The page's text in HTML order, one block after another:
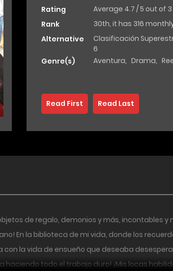
Rating Average 4.7 /5 out of 3
Rank
30th, it has 316
Alternative
Clasificación
6
Genre(s)
Aventura, Drama,
Read First
Read Last
de regalo, demonios y más, incontables y
En la biblioteca de mi vida, donde los
la vida de ensueño que deseaba
haciendo todo el trabajo duro! ¡Mis locas